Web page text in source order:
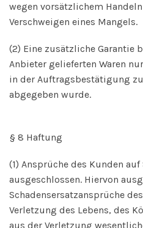
wegen vorsätzlichem
Verschweigen eines Mangels.
(2) Eine zusätzliche Garantie
Anbieter gelieferten Waren
in der Auftragsbestätigung
abgegeben wurde.
§ 8 Haftung
(1) Ansprüche des Kunden
ausgeschlossen. Hiervon
Schadensersatzansprüche
Verletzung des Lebens, des
aus der Verletzung